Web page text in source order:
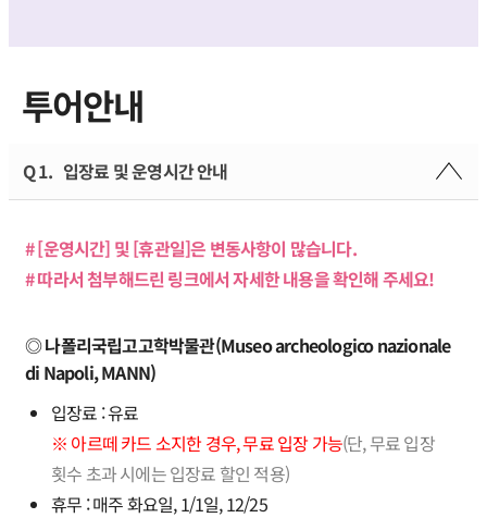
투어안내
Q 1. 입장료 및 운영시간 안내
# [운영시간] 및 [휴관일]은 변동사항이 많습니다.
# 따라서 첨부해드린 링크에서 자세한 내용을 확인해 주세요!
◎ 나폴리국립고고학박물관(Museo archeologico nazionale
di Napoli, MANN)
입장료 : 유료
※ 아르떼 카드 소지한 경우, 무료 입장 가능(단, 무료 입장
횟수 초과 시에는 입장료 할인 적용)
휴무 : 매주 화요일, 1/1일, 12/25